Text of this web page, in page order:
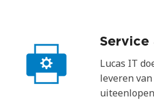
Service
Lucas IT
leveren